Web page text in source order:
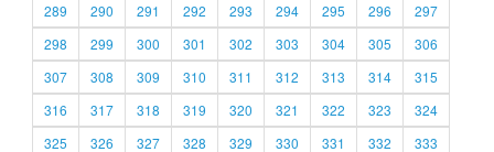
289
290 291 292 293 294 295 296
297
298
299 300 301 302 303 304 305
306
307
308 309 310 311 312 313 314
315
316
317 318 319 320 321 322 323
324
325
326 327 328 329 330 331 332 333